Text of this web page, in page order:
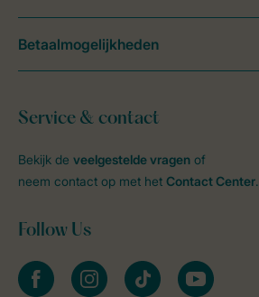
Service & contact
Bekijk de veelgestelde vragen of
neem contact op met het Contact Center.
Follow Us
facebookinstagramtiktok youtube
Betaalmogelijkheden